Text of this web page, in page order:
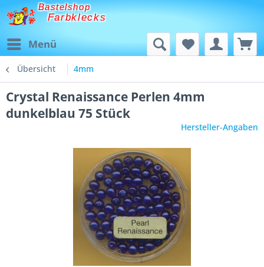
Bastelshop
Farbklecks
Menü
Übersicht 4mm
Crystal Renaissance Perlen 4mm
dunkelblau 75 Stück
Hersteller-Angaben